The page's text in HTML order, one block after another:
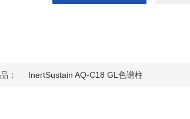
： InertSustain AQ-C18 GL色谱柱